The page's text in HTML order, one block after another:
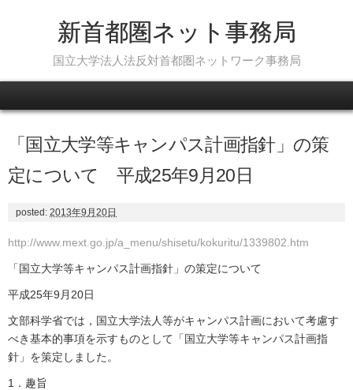
新首都圏ネット事務局
国立大学法人法反対首都圏ネットワーク事務局
「国立大学等キャンパス計画指針」の策
定について 平成25年9月20日
posted: 2013年9月20日
http://www.mext.go.jp/a_menu/shisetu/kokuritu/1339802.htm
「国立大学等キャンパス計画指針」の策定について
平成25年9月20日
文部科学省では，国立大学法人等がキャンパス計画において考慮す
べき基本的事項を示すものとして「国立大学等キャンパス計画指
針」を策定しました。
1．趣旨